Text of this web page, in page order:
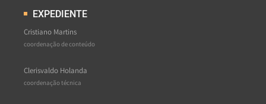
EXPEDIENTE
Cristiano Martins
coordenação de conteúdo
Clerisvaldo Holanda
coordenação técnica